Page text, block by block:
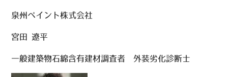
泉州ペイント株式会社
宮田 遼平
一般建築物石綿含有建材調査者 外装劣化診断士